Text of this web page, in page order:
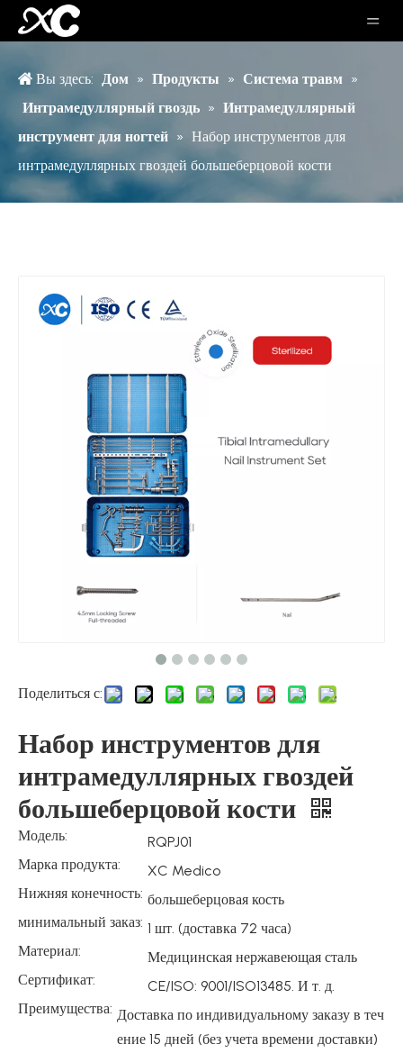
Вы здесь: Дом » Продукты » Система травм »
Интрамедуллярный гвоздь » Интрамедуллярный
инструмент для ногтей » Набор инструментов для
интрамедуллярных гвоздей большеберцовой кости
Поделиться с:
Набор инструментов для
интрамедуллярных гвоздей
большеберцовой кости
Модель:
RQPJ01
Марка продукта:
XC Medico
Нижняя конечность: большеберцовая кость
минимальный заказ: 1 шт. (доставка 72 часа)
Материал:
Медицинская нержавеющая сталь
Сертификат:
CE/ISO: 9001/ISO13485. И т. д.
Преимущества: Доставка по индивидуальному заказу в теч
ение 15 дней (без учета времени доставки)